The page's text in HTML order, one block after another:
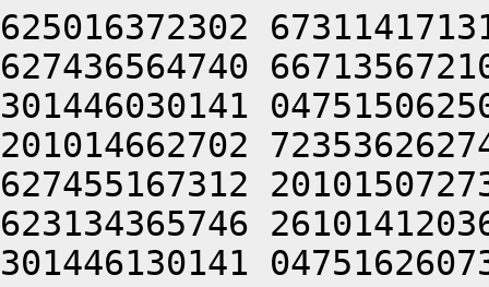
625016372302
627436564740
301446030141
201014662702
627455167312
623134365746
301446130141